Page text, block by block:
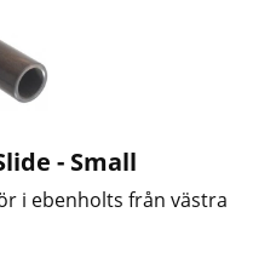
- Small
i ebenholts från västra